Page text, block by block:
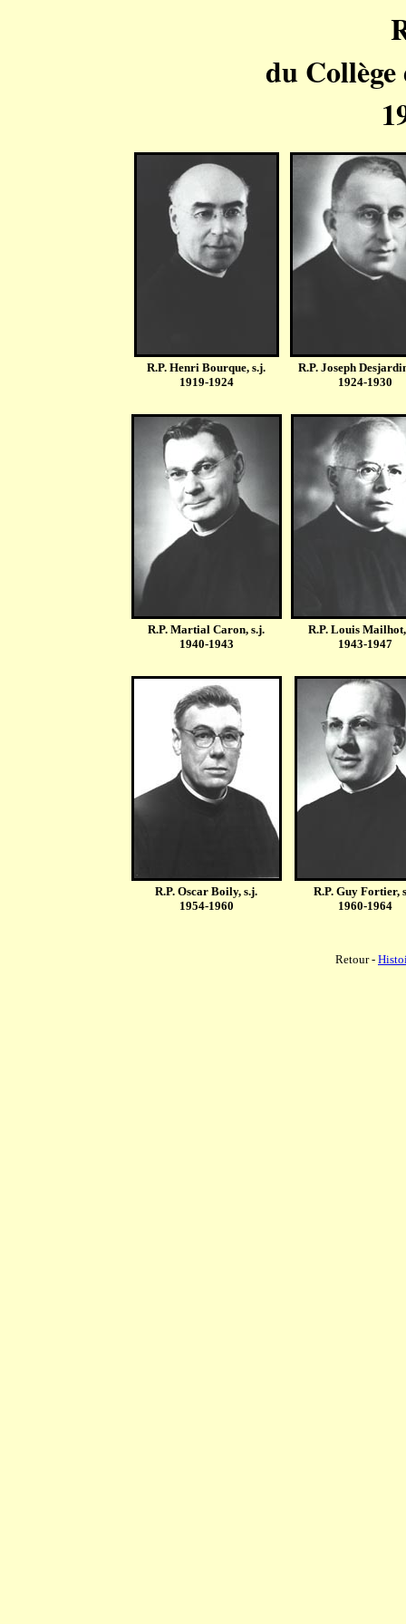
du
R.P. Henri Bourque, s.j.
1919-1924
R.P. Joseph
1924-1930
R.P. Martial Caron, s.j.
1940-1943
R.P. Louis
1943-1947
R.P. Oscar Boily, s.j.
1954-1960
R.P. Guy Fortier,
1960-1964
Retour -